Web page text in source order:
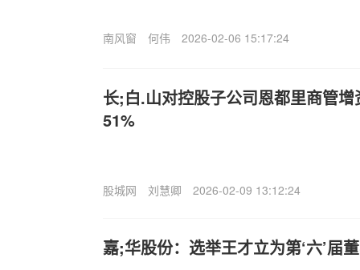
南风窗 何伟 2026-02-06 15:17:24
长;白.山对控股子公司恩都里商管
51%
股城网 刘慧卿 2026-02-09 13:12:24
嘉;华股份：选举王才立为第‘六’届